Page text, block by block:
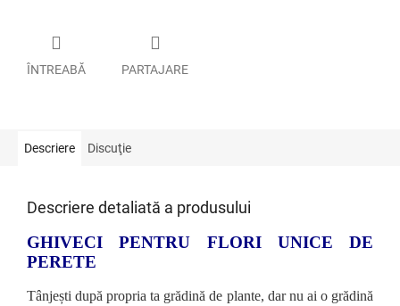
ÎNTREABĂ PARTAJARE
Descriere Discuţie
Descriere detaliată a produsului
GHIVECI PENTRU FLORI UNICE DE
PERETE
Tânjești după propria ta grădină de plante, dar nu ai o grădină